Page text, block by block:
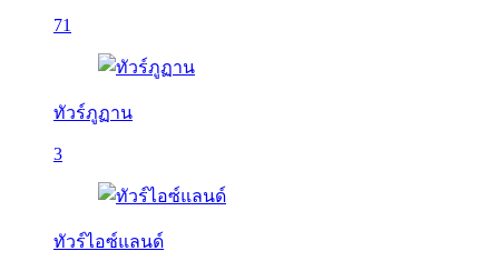
71
ทัวร์ภูฏาน
3
ทัวร์ไอซ์แลนด์